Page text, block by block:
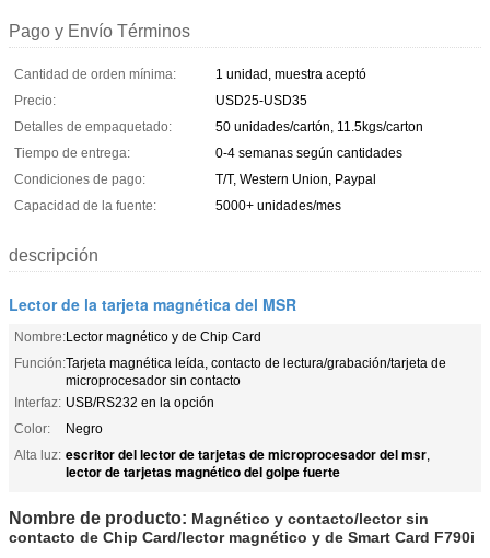
Pago y Envío Términos
Cantidad de orden mínima:
1 unidad, muestra aceptó
Precio:
USD25-USD35
Detalles de empaquetado:
50 unidades/cartón, 11.5kgs/carton
Tiempo de entrega:
0-4 semanas según cantidades
Condiciones de pago:
T/T, Western Union, Paypal
Capacidad de la fuente:
5000+ unidades/mes
descripción
Lector de la tarjeta magnética del MSR
Nombre:Lector magnético y de Chip Card
Función:Tarjeta magnética leída, contacto de lectura/grabación/tarjeta de
microprocesador sin contacto
Interfaz: USB/RS232 en la opción
Color:
Negro
Alta luz: escritor del lector de tarjetas de microprocesador del msr,
lector de tarjetas magnético del golpe fuerte
Nombre de producto: Magnético y contacto/lector sin
contacto de Chip Card/lector magnético y de Smart Card F790i